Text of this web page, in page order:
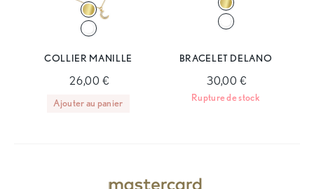
COLLIER MANILLE
26,00 €
Ajouter au panier
BRACELET DELANO
30,00 €
Rupture de stock